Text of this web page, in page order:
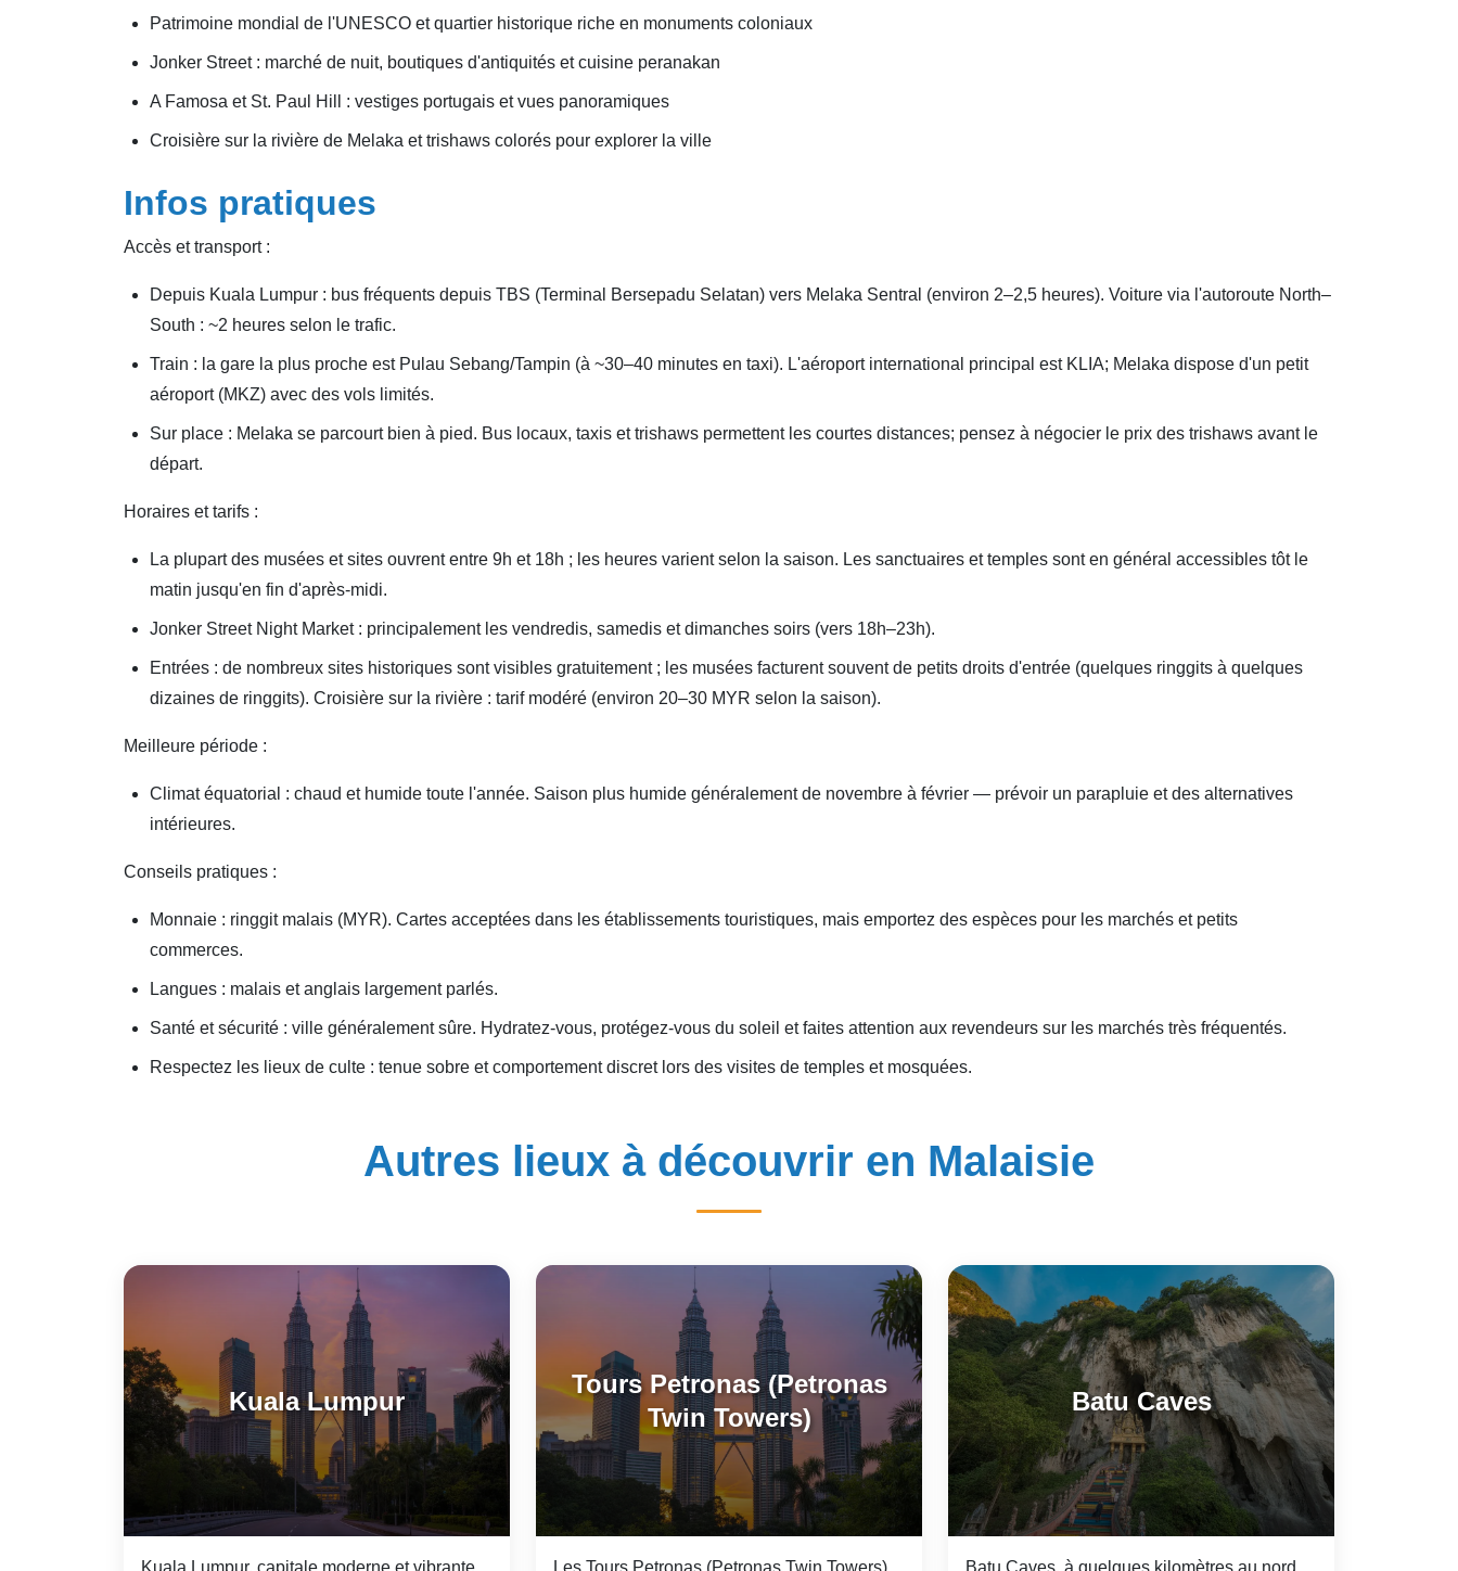
Patrimoine mondial de l'UNESCO et quartier historique riche en monuments coloniaux
Jonker Street : marché de nuit, boutiques d'antiquités et cuisine peranakan
A Famosa et St. Paul Hill : vestiges portugais et vues panoramiques
Croisière sur la rivière de Melaka et trishaws colorés pour explorer la ville
Infos pratiques
Accès et transport :
Depuis Kuala Lumpur : bus fréquents depuis TBS (Terminal Bersepadu Selatan) vers Melaka Sentral (environ 2–2,5 heures). Voiture via l'autoroute North–
South : ~2 heures selon le trafic.
Train : la gare la plus proche est Pulau Sebang/Tampin (à ~30–40 minutes en taxi). L'aéroport international principal est KLIA; Melaka dispose d'un petit
aéroport (MKZ) avec des vols limités.
Sur place : Melaka se parcourt bien à pied. Bus locaux, taxis et trishaws permettent les courtes distances; pensez à négocier le prix des trishaws avant le
départ.
Horaires et tarifs :
La plupart des musées et sites ouvrent entre 9h et 18h ; les heures varient selon la saison. Les sanctuaires et temples sont en général accessibles tôt le
matin jusqu'en fin d'après-midi.
Jonker Street Night Market : principalement les vendredis, samedis et dimanches soirs (vers 18h–23h).
Entrées : de nombreux sites historiques sont visibles gratuitement ; les musées facturent souvent de petits droits d'entrée (quelques ringgits à quelques
dizaines de ringgits). Croisière sur la rivière : tarif modéré (environ 20–30 MYR selon la saison).
Meilleure période :
Climat équatorial : chaud et humide toute l'année. Saison plus humide généralement de novembre à février — prévoir un parapluie et des alternatives
intérieures.
Conseils pratiques :
Monnaie : ringgit malais (MYR). Cartes acceptées dans les établissements touristiques, mais emportez des espèces pour les marchés et petits
commerces.
Langues : malais et anglais largement parlés.
Santé et sécurité : ville généralement sûre. Hydratez-vous, protégez-vous du soleil et faites attention aux revendeurs sur les marchés très fréquentés.
Respectez les lieux de culte : tenue sobre et comportement discret lors des visites de temples et mosquées.
Autres lieux à découvrir en Malaisie
Kuala Lumpur
Kuala Lumpur, capitale moderne et vibrante
Tours Petronas (Petronas
Twin Towers)
Les Tours Petronas (Petronas Twin Towers)
Batu Caves
Batu Caves, à quelques kilomètres au nord